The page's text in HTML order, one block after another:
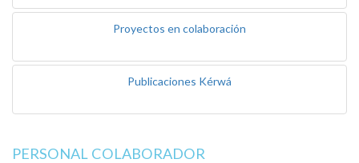
Proyectos en colaboración
Publicaciones Kérwá
PERSONAL COLABORADOR